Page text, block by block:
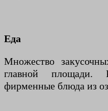
Еда
Множество
главной площади.
фирменные блюда из